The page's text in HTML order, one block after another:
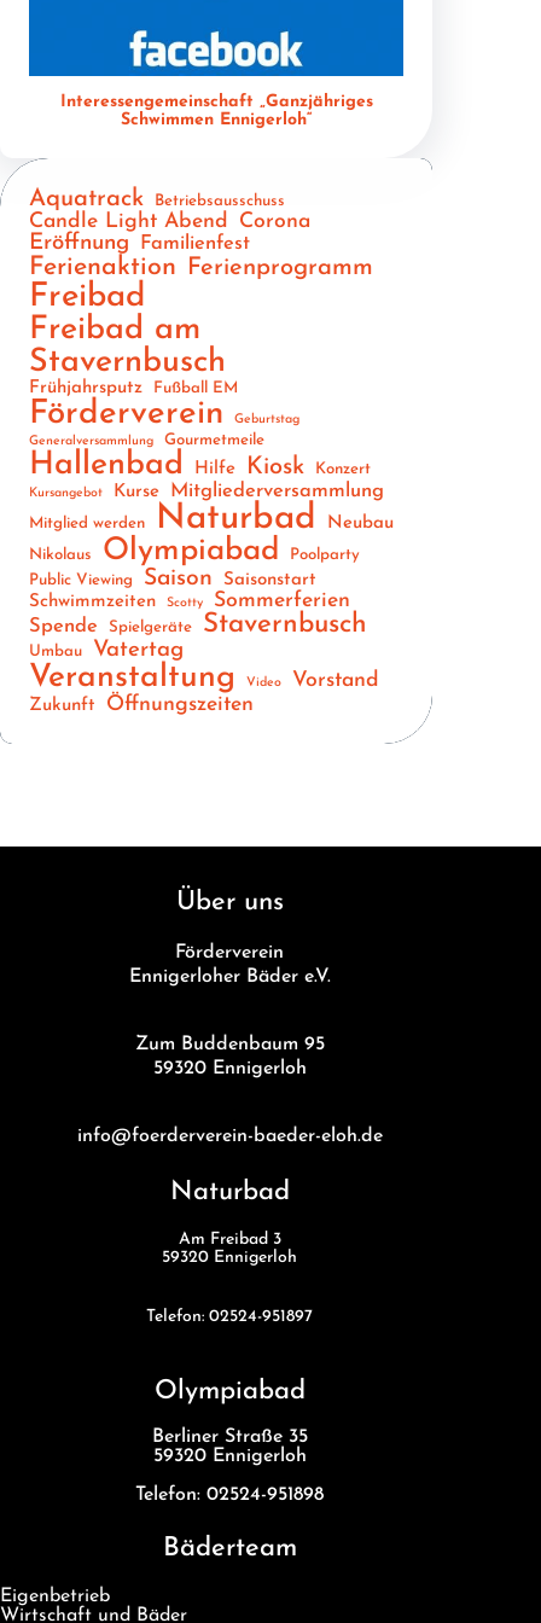
Interessengemeinschaft „Ganzjähriges
Schwimmen Ennigerloh“
Aquatrack Betriebsausschuss
Candle Light Abend Corona
Eröffnung Familienfest
Ferienaktion Ferienprogramm
Freibad
Freibad am
Stavernbusch
Frühjahrsputz Fußball EM
Förderverein
Geburtstag
Generalversammlung
Gourmetmeile
Hallenbad Hilfe Kiosk Konzert
Kursangebot Kurse Mitgliederversammlung
Mitglied werden Naturbad Neubau
Nikolaus Olympiabad
Poolparty
Public Viewing
Saison
Saisonstart
Schwimmzeiten
Scotty Sommerferien
Spende Spielgeräte Stavernbusch
Umbau Vatertag
Veranstaltung Video Vorstand
Zukunft Öffnungszeiten
Über uns
Förderverein
Ennigerloher Bäder e.V.
Zum Buddenbaum 95
59320 Ennigerloh
info@foerderverein-baeder-eloh.de
Naturbad
Am Freibad 3
59320 Ennigerloh
Telefon: 02524-951897
Olympiabad
Berliner Straße 35
59320 Ennigerloh
Telefon: 02524-951898
Bäderteam
Eigenbetrieb
Wirtschaft und Bäder